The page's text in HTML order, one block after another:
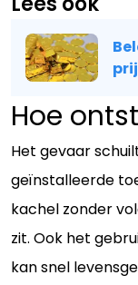
Hoe
Het gevaar
geïnstalleerde
kachel zonder
zit. Ook het
kan snel